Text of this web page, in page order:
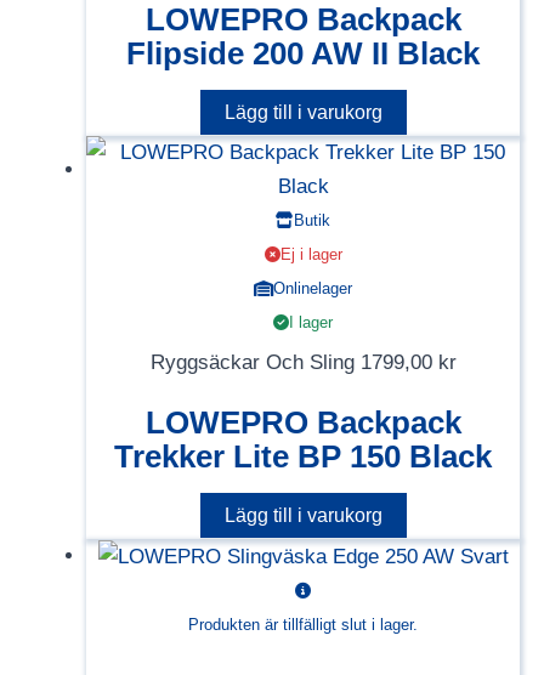
LOWEPRO Backpack
Flipside 200 AW II Black
Lägg till i varukorg
Butik
Ej i lager
Onlinelager
I lager
Ryggsäckar Och Sling 1799,00 kr
LOWEPRO Backpack
Trekker Lite BP 150 Black
Lägg till i varukorg
Produkten är tillfälligt slut i lager.